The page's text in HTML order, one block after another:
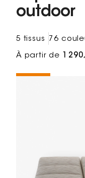
outdoor
5 tissus 76
À partir de 1